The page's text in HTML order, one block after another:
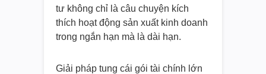
tư không chỉ là câu chuyện kích
thích hoạt động sản xuất kinh doanh
trong ngắn hạn mà là dài hạn.
Giải pháp tung cái gói tài chính lớn